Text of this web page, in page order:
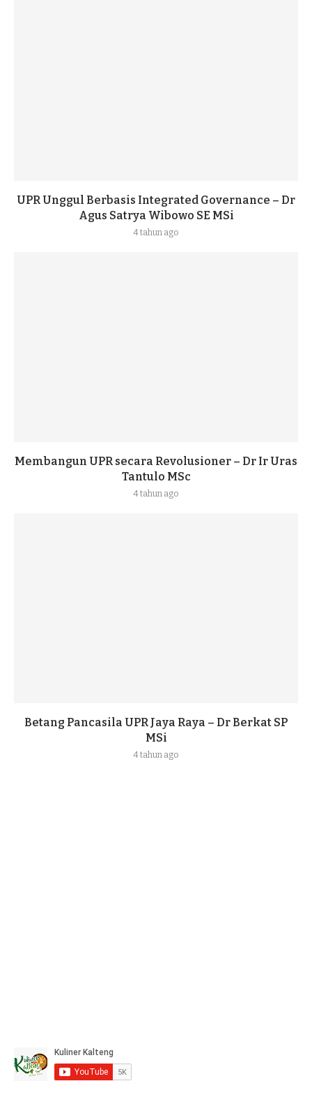
UPR Unggul Berbasis Integrated Governance – Dr
Agus Satrya Wibowo SE MSi
4 tahun ago
Membangun UPR secara Revolusioner – Dr Ir Uras
Tantulo MSc
4 tahun ago
Betang Pancasila UPR Jaya Raya – Dr Berkat SP
MSi
4 tahun ago